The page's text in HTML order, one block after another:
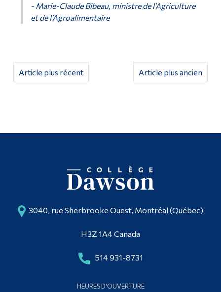
- Marie-Claude Bibeau, ministre de l'Agriculture
et de l'Agroalimentaire
Article plus ancien
Article plus récent
3040, rue Sherbrooke Ouest, Montréal (Québec)
H3Z 1A4 Canada
514 931-8731
HEURES D'OUVERTURE